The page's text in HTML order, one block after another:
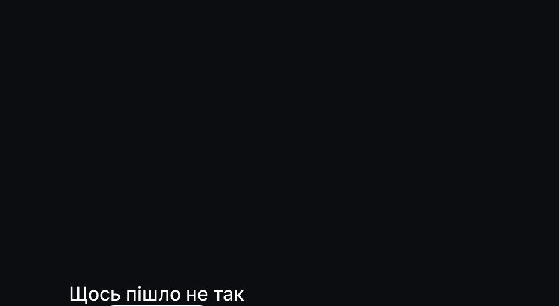
Щось пішло не так